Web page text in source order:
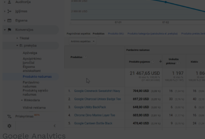
Google Analytics